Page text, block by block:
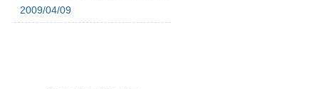
2009/04/09